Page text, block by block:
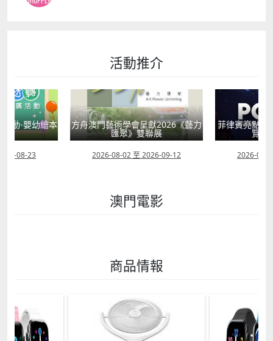
活動推介
動-嬰幼繪本
08-23
方舟澳門藝術學會呈獻2026《藝力
匯聚》雙聯展
2026-08-02 至 2026-09-12
菲律賓亮點文
覽會
2026-07-
澳門電影
商品情報